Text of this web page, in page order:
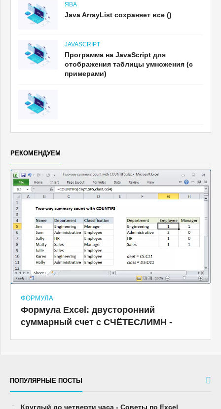
ЯВА
Java ArrayList сохраняет все ()
JAVASCRIPT
Программа на JavaScript для
отображения таблицы умножения (с
примерами)
РЕКОМЕНДУЕМ
ФОРМУЛА
Формула Excel: двусторонний
суммарный счет с СЧЁТЕСЛИМН -
ПОПУЛЯРНЫЕ ПОСТЫ
Круглый до четверти часа - Советы по Excel